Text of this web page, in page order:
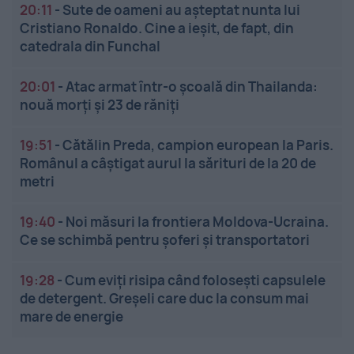
20:11 - Sute de oameni au așteptat nunta lui
Cristiano Ronaldo. Cine a ieșit, de fapt, din
catedrala din Funchal
20:01 -Atac armat într-o școală din Thailanda:
nouă morți și 23 de răniți
19:51 -Cătălin Preda, campion european la Paris.
Românul a câștigat aurul la sărituri de la 20 de
metri
19:40 - Noi măsuri la frontiera Moldova-Ucraina.
Ce se schimbă pentru șoferi și transportatori
19:28 -Cum eviți risipa când folosești capsulele
de detergent. Greșeli care duc la consum mai
mare de energie